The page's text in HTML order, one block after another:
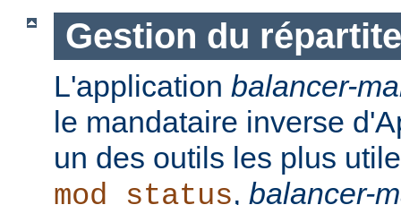
Gestion du
L'application balancer-
le mandataire inverse
un des outils les plus
mod_status, balancer-